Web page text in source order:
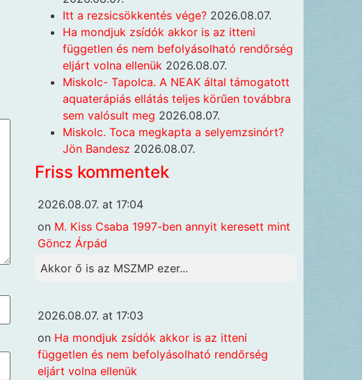
Itt a rezsicsökkentés vége? 2026.08.07.
Ha mondjuk zsídók akkor is az itteni
független és nem befolyásolható rendőrség
eljárt volna ellenük 2026.08.07.
Miskolc- Tapolca. A NEAK által támogatott
aquaterápiás ellátás teljes körűen továbbra
sem valósult meg 2026.08.07.
Miskolc. Toca megkapta a selyemzsinórt?
Jön Bandesz 2026.08.07.
Friss kommentek
2026.08.07. at 17:04
on M. Kiss Csaba 1997-ben annyit keresett mint
Göncz Árpád
Akkor ő is az MSZMP ezer...
2026.08.07. at 17:03
on Ha mondjuk zsídók akkor is az itteni
független és nem befolyásolható rendőrség
eljárt volna ellenük